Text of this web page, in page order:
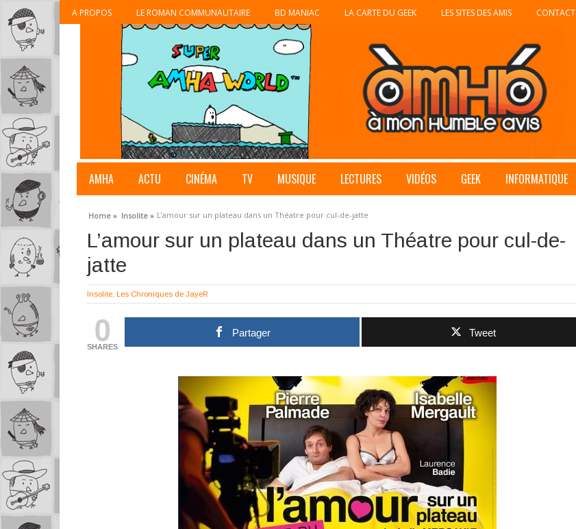
A PROPOS LE ROMAN COMMUNAUTAIRE BD MANIAC LA CARTE DU GEEK LES SITES DES AMIS CONTACT
AMHA ACTU CINÉMA TV MUSIQUE LECTURES VIDÉOS GEEK INFORMATIQUE
Home » Insolite » L’amour sur un plateau dans un Théatre pour cul-de-jatte
L’amour sur un plateau dans un Théatre pour cul-de-
jatte
Insolite Les Chroniques de JayeR
0
SHARES
Partager Tweet